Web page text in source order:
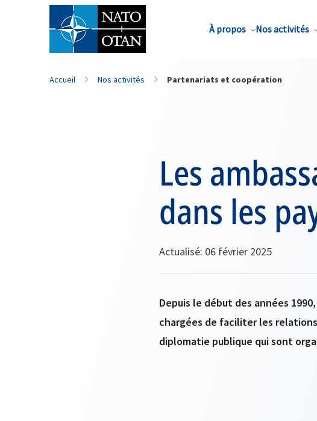
À propos Nos activités
Nom de famille*
Accueil Nos activités Partenariats et coopération
Les
dans les
Actualisé: 06 février 2025
Depuis le début des années
chargées de faciliter les
diplomatie publique qui sont